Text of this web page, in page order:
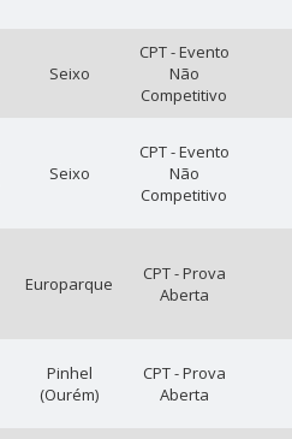
Seixo
CPT - Evento
Não
Competitivo
Seixo
CPT - Evento
Não
Competitivo
Europarque
CPT - Prova
Aberta
Pinhel
(Ourém)
CPT - Prova
Aberta